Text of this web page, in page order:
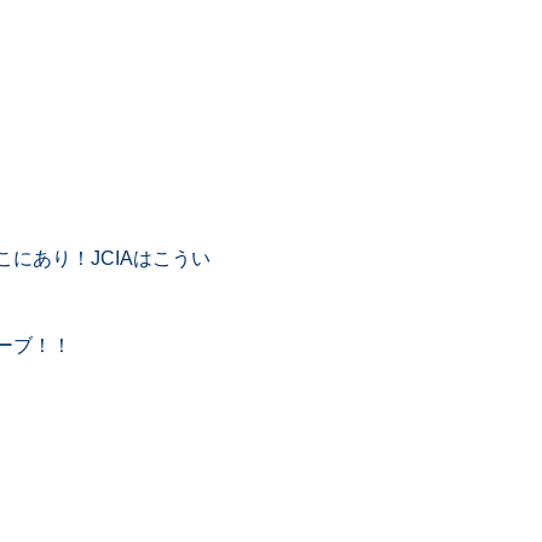
にあり！JCIAはこうい
ブ！！